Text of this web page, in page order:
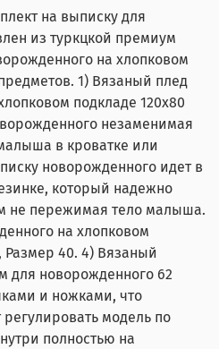
на выписку для
из туркцкой премиум
на хлопковом
1) Вязаный плед
подкладе 120х80
незаменимая
в кроватке или
новорожденного идет в
который надежно
не пережимая тело малыша.
на хлопковом
Размер 40. 4) Вязаный
для новорожденного 62
и ножками, что
модель по
полностью на